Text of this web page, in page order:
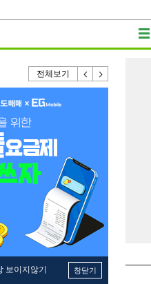
전체보기
보이지않기 창닫기